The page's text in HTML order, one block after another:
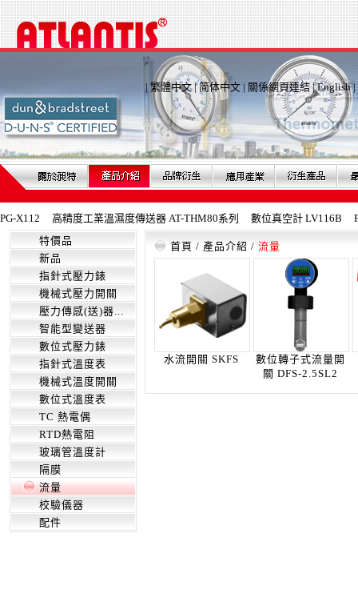
| 繁體中文|简体中文 | 關係網頁連結|English|
X112 高精度工業溫濕度傳送器 AT-THM80系列 數位真空計 LV116B
特價品
新品
指針式壓力錶
機械式壓力開關
壓力傳感(送)器...
智能型變送器
數位式壓力錶
指針式溫度表
機械式溫度開關
數位式溫度表
TC 熱電偶
RTD熱電阻
玻璃管溫度計
隔膜
流量
校驗儀器
配件
首頁 / 產品介紹 / 流量
水流開關 SKFS
數位轉子式流量開
關 DFS-2.5SL2